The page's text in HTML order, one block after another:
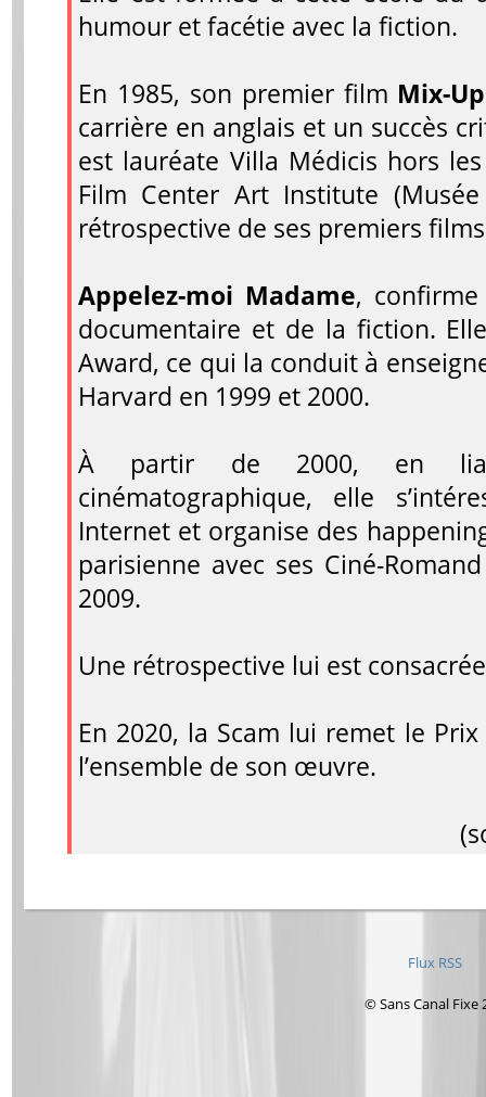
humour et facétie avec la fiction.
En 1985, son premier film Mix-
carrière en anglais et un succès
est lauréate Villa Médicis hors
Film Center Art Institute
rétrospective de ses premiers
Appelez-moi Madame,
documentaire et de la fiction.
Award, ce qui la conduit à
Harvard en 1999 et 2000.
À partir de 2000, en
cinématographique, elle
Internet et organise des
parisienne avec ses Ciné-
2009.
Une rétrospective lui est
En 2020, la Scam lui remet le
l’ensemble de son œuvre.
Flux RSS
© Sans Canal Fixe